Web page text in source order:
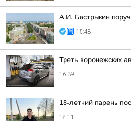
А.И. Бастрыкин
15:48
Треть воронежских
16:39
18-летний парень
18:11